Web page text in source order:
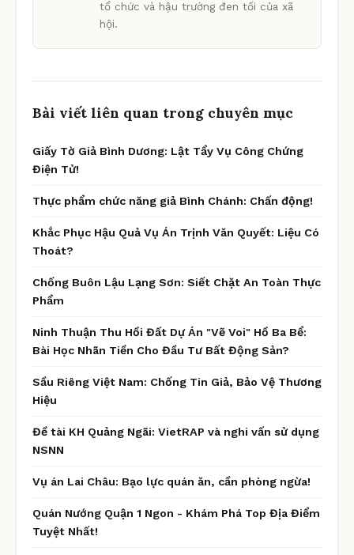
tổ chức và hậu trường đen tối của xã
hội.
Bài viết liên quan trong chuyên mục
Giấy Tờ Giả Bình Dương: Lật Tẩy Vụ Công Chứng
Điện Tử!
Thực phẩm chức năng giả Bình Chánh: Chấn động!
Khắc Phục Hậu Quả Vụ Án Trịnh Văn Quyết: Liệu Có
Thoát?
Chống Buôn Lậu Lạng Sơn: Siết Chặt An Toàn Thực
Phẩm
Ninh Thuận Thu Hồi Đất Dự Án "Vẽ Voi" Hồ Ba Bể:
Bài Học Nhãn Tiền Cho Đầu Tư Bất Động Sản?
Sầu Riêng Việt Nam: Chống Tin Giả, Bảo Vệ Thương
Hiệu
Đề tài KH Quảng Ngãi: VietRAP và nghi vấn sử dụng
NSNN
Vụ án Lai Châu: Bạo lực quán ăn, cần phòng ngừa!
Quán Nướng Quận 1 Ngon - Khám Phá Top Địa Điểm
Tuyệt Nhất!